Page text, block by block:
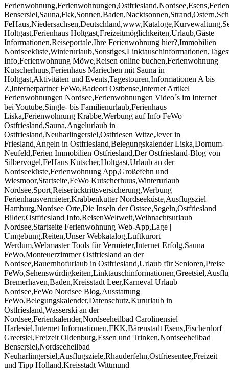
Holtgast,Ferienhaus Holtgast,Freizeitmöglichkeiten,Urlaub,Gäste
Informationen,Reiseportale,Ihre Ferienwohnung hier?,Immobilien
Info,Ferienwohnung Möwe,Reisen online buchen,Ferienwohnung
Kutscherhuus,Ferienhaus Mariechen mit Sauna in
Holtgast,Aktivitäten und Events,Tagestouren,Informationen A bis
Z,Internetpartner FeWo,Badeort Ostbense,Internet Artikel
Ferienwohnungen Nordsee,Ferienwohnungen Video´s im Internet
bei Youtube,Single- bis Familienurlaub,Ferienhaus
Liska,Ferienwohnung Krabbe,Werbung auf Info FeWo
Ostfriesland,Sauna,Angelurlaub in
Ostfriesland,Neuharlingersiel,Ostfriesen Witze,Jever in
Friesland,Angeln in Ostfriesland,Belegungskalender Liska,Dornum-
Neufeld,Ferien Immobilien Ostfriesland,Der Ostfriesland-Blog von
Silbervogel,FeHaus Kutscher,Holtgast,Urlaub an der
Nordseeküste,Ferienwohnung App,Großefehn und
Wiesmoor,Startseite,FeWo Kutscherhuus,Winterurlaub
Nordsee,Sport,Reiserücktrittsversicherung,Werbung
Ferienhausvermieter,Krabbenkutter Nordseeküste,Ausflugsziel
Hamburg,Nordsee Orte,Die Inseln der Ostsee,Segeln,Ostfriesland
Bilder,Ostfriesland Info,ReisenWeltweit,Weihnachtsurlaub
Nordsee,Startseite Ferienwohnung Web-App,Lage |
Umgebung,Reiten,Unser Webkatalog,Luftkurort
Werdum,Webmaster Tools für Vermieter,Internet Erfolg,Sauna
FeWo,Monteuerzimmer Ostfriesland an der
Nordsee,Bauernhofurlaub in Ostfriesland,Urlaub für Senioren,Preise
Bremerhaven,Baden,Kreisstadt Leer,Karneval Urlaub
Nordsee,FeWo Nordsee Blog,Ausstattung
FeWo,Belegungskalender,Datenschutz,Kururlaub in
Ostfriesland,Wasserski an der
Nordsee,Ferienkalender,Nordseeheilbad Carolinensiel
Harlesiel,Internet Informationen,FKK,Bärenstadt Esens,Fischerdorf
Greetsiel,Freizeit Oldenburg,Essen und Trinken,Nordseeheilbad
Bensersiel,Nordseeheilbad
Neuharlingersiel,Ausflugsziele,Rhauderfehn,Ostfriesentee,Freizeit
und Tipp Holland,Kreisstadt Wittmund